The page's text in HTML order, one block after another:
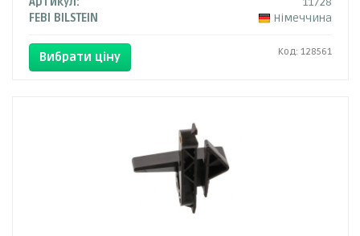
FEBI BILSTEIN
Німеччина
Вибрати ціну Код: 128561